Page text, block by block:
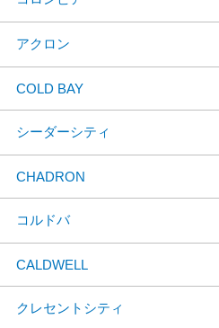
アクロン
COLD BAY
シーダーシティ
CHADRON
コルドバ
CALDWELL
クレセントシティ